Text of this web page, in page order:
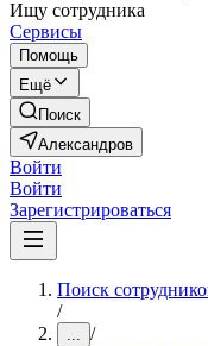
Ищу сотрудника
Сервисы
Помощь
Ещё
Поиск
Александров
Войти
Войти
Зарегистрироваться
Поиск
/
... /